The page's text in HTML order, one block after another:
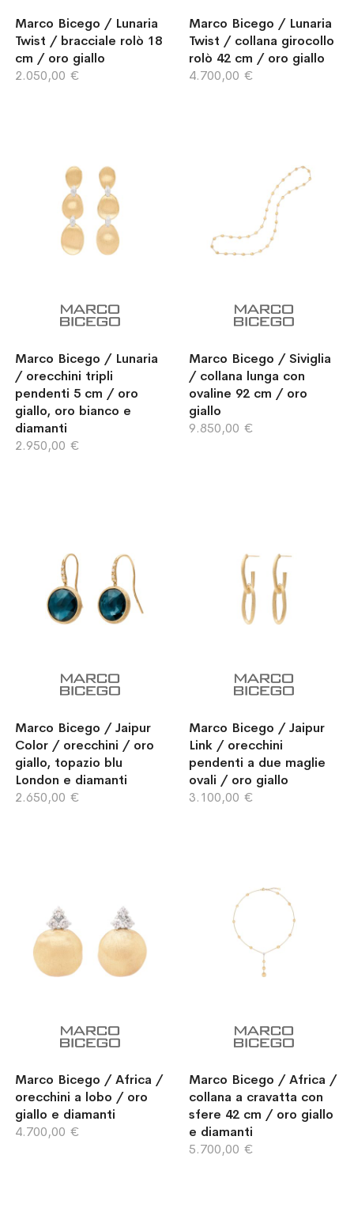
Marco Bicego / Lunaria
Twist / bracciale rolò 18
cm / oro giallo
2.050,00 €
Marco Bicego / Lunaria
Twist / collana girocollo
rolò 42 cm / oro giallo
4.700,00 €
Marco Bicego / Lunaria
/ orecchini tripli
pendenti 5 cm / oro
giallo, oro bianco e
diamanti
2.950,00 €
Marco Bicego / Siviglia
/ collana lunga con
ovaline 92 cm / oro
giallo
9.850,00 €
Marco Bicego / Jaipur
Color / orecchini / oro
giallo, topazio blu
London e diamanti
2.650,00 €
Marco Bicego / Jaipur
Link / orecchini
pendenti a due maglie
ovali / oro giallo
3.100,00 €
Marco Bicego / Africa /
orecchini a lobo / oro
giallo e diamanti
4.700,00 €
Marco Bicego / Africa /
collana a cravatta con
sfere 42 cm / oro giallo
e diamanti
5.700,00 €